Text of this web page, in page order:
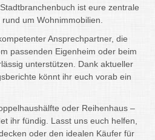
ist eure zentrale
um Wohnimmobilien.
Ansprechpartner, die
passenden Eigenheim oder beim
unterstützen. Dank aktueller
könnt ihr euch vorab ein
oder Reihenhaus –
ihr fündig. Lasst uns euch helfen,
oder den idealen Käufer für